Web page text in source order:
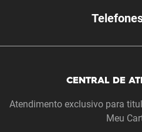
CENTRAL DE
Atendimento exclusivo para
Meu